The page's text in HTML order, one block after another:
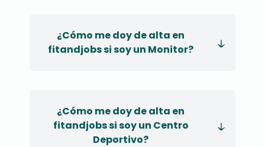
¿Cómo me doy de alta en
fitandjobs si soy un Monitor?
¿Cómo me doy de alta en
fitandjobs si soy un Centro
Deportivo?